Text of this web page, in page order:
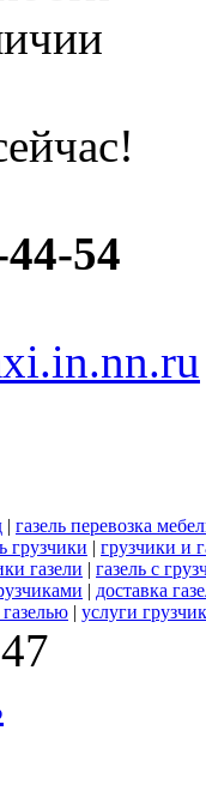
54
| газель перевозка
грузчики | грузчики и
газели | газель с
| доставка
газелью | услуги